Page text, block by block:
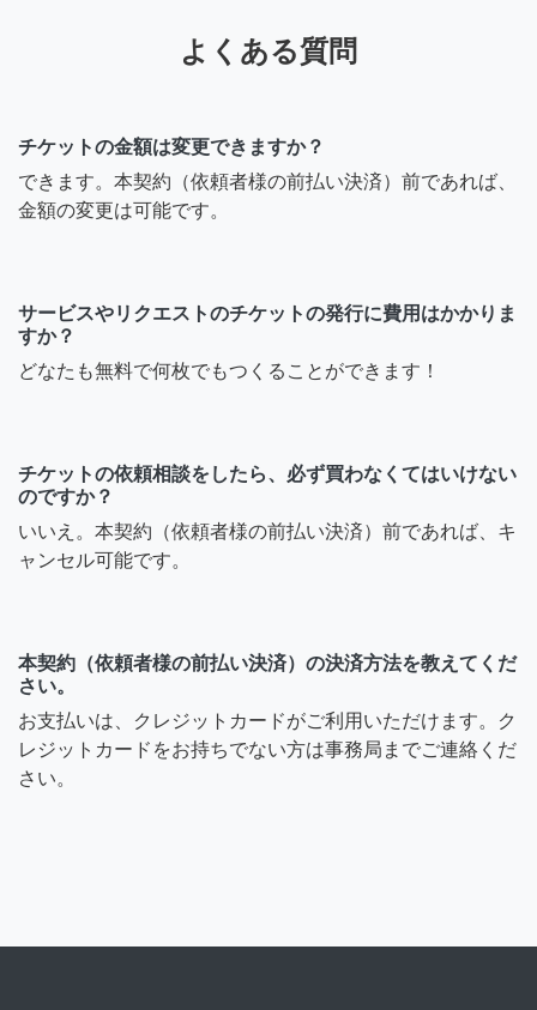
よくある質問
チケットの金額は変更できますか？
できます。本契約（依頼者様の前払い決済）前であれば、
金額の変更は可能です。
サービスやリクエストのチケットの発行に費用はかかりま
すか？
どなたも無料で何枚でもつくることができます！
チケットの依頼相談をしたら、必ず買わなくてはいけない
のですか？
いいえ。本契約（依頼者様の前払い決済）前であれば、キ
ャンセル可能です。
本契約（依頼者様の前払い決済）の決済方法を教えてくだ
さい。
お支払いは、クレジットカードがご利用いただけます。ク
レジットカードをお持ちでない方は事務局までご連絡くだ
さい。